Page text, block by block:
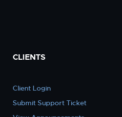
CLIENTS
Client Login
Submit Support Ticket